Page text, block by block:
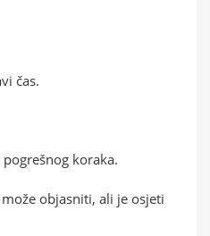
čas.
koraka.
objasniti, ali je osjeti